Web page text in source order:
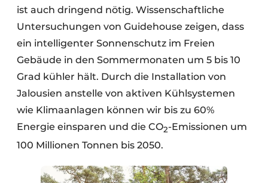
ist auch dringend nötig. Wissenschaftliche
Untersuchungen von Guidehouse zeigen, dass
ein intelligenter Sonnenschutz im Freien
Gebäude in den Sommermonaten um 5 bis 10
Grad kühler hält. Durch die Installation von
Jalousien anstelle von aktiven Kühlsystemen
wie Klimaanlagen können wir bis zu 60%
Energie einsparen und die CO2-Emissionen um
100 Millionen Tonnen bis 2050.